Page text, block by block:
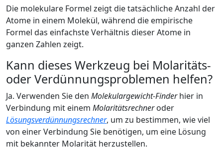
Die molekulare Formel zeigt die tatsächliche Anzahl der
Atome in einem Molekül, während die empirische
Formel das einfachste Verhältnis dieser Atome in
ganzen Zahlen zeigt.
Kann dieses Werkzeug bei Molaritäts-
oder Verdünnungsproblemen helfen?
Ja. Verwenden Sie den Molekulargewicht-Finderhier in
Verbindung mit einem Molaritätsrechneroder
Lösungsverdünnungsrechner, um zu bestimmen, wie viel
von einer Verbindung Sie benötigen, um eine Lösung
mit bekannter Molarität herzustellen.